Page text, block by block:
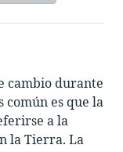
cambio durante
común es que la
a la
la Tierra. La